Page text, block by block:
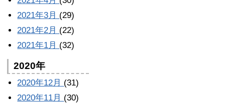
2021年3月 (29)
2021年2月 (22)
2021年1月 (32)
2020年
2020年12月 (31)
2020年11月 (30)